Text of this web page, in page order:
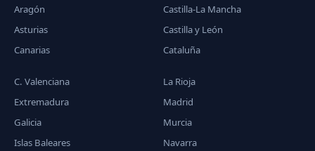
Aragón
Asturias
Canarias
Castilla-La Mancha
Castilla y León
Cataluña
C. Valenciana
Extremadura
Galicia
Islas Baleares
La Rioja
Madrid
Murcia
Navarra